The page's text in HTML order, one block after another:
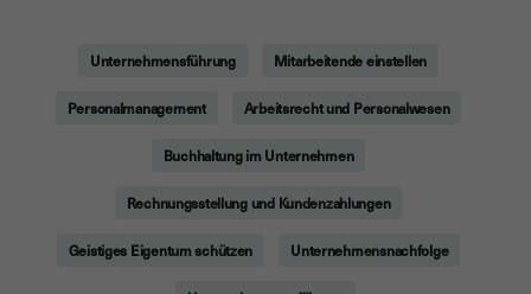
Unternehmensführung Mitarbeitende einstellen
Personalmanagement Arbeitsrecht und Personalwesen
Buchhaltung im Unternehmen
Rechnungsstellung und Kundenzahlungen
Geistiges Eigentum schützen Unternehmensnachfolge